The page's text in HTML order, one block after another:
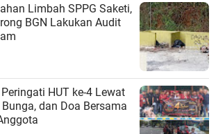
Limbah SPPG Saketi,
BGN Lakukan Audit
HUT ke-4 Lewat
dan Doa Bersama